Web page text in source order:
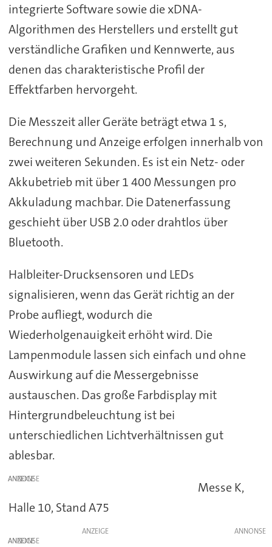
integrierte Software sowie die xDNA-
Algorithmen des Herstellers und erstellt gut
verständliche Grafiken und Kennwerte, aus
denen das charakteristische Profil der
Effektfarben hervorgeht.
Die Messzeit aller Geräte beträgt etwa 1 s,
Berechnung und Anzeige erfolgen innerhalb von
zwei weiteren Sekunden. Es ist ein Netz- oder
Akkubetrieb mit über 1 400 Messungen pro
Akkuladung machbar. Die Datenerfassung
geschieht über USB 2.0 oder drahtlos über
Bluetooth.
Halbleiter-Drucksensoren und LEDs
signalisieren, wenn das Gerät richtig an der
Probe aufliegt, wodurch die
Wiederholgenauigkeit erhöht wird. Die
Lampenmodule lassen sich einfach und ohne
Auswirkung auf die Messergebnisse
austauschen. Das große Farbdisplay mit
Hintergrundbeleuchtung ist bei
unterschiedlichen Lichtverhältnissen gut
ablesbar.
ANZEIGE
Messe K,
Halle 10, Stand A75
ANZEIGE
ANZEIGE